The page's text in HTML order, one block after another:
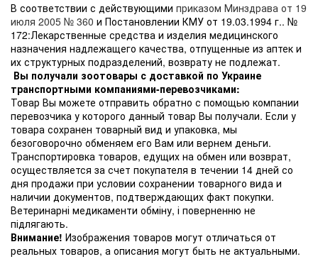
В соответствии с действующими приказом Минздрава от 19
июля 2005 № 360 и Постановлении КМУ от 19.03.1994 г.. №
172:Лекарственные средства и изделия медицинского
назначения надлежащего качества, отпущенные из аптек и
их структурных подразделений, возврату не подлежат.
Вы получали зоотовары с доставкой по Украине
транспортными компаниями-перевозчиками:
Товар Вы можете отправить обратно с помощью компании
перевозчика у которого данный товар Вы получали. Если у
товара сохранен товарный вид и упаковка, мы
безоговорочно обменяем его Вам или вернем деньги.
Транспортировка товаров, едущих на обмен или возврат,
осуществляется за счет покупателя в течении 14 дней со
дня продажи при условии сохранении товарного вида и
наличии документов, подтверждающих факт покупки.
Ветеринарні медикаменти обміну, і поверненню не
підлягають.
Внимание! Изображения товаров могут отличаться от
реальных товаров, а описания могут быть не актуальными.